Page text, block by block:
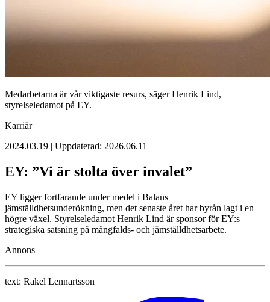
Medarbetarna är vår viktigaste resurs, säger Henrik Lind,
styrelseledamot på EY.
Karriär
2024.03.19 | Uppdaterad: 2026.06.11
EY: ”Vi är stolta över invalet”
EY ligger fortfarande under medel i Balans
jämställdhetsunderökning, men det senaste året har byrån lagt i en
högre växel. Styrelseledamot Henrik Lind är sponsor för EY:s
strategiska satsning på mångfalds- och jämställdhetsarbete.
Annons
text: Rakel Lennartsson